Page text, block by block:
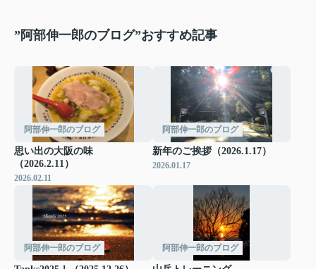
”阿部伸一郎のブログ”おすすめ記事
阿部伸一郎のブログ
思い出の大阪の味
（2026.2.11）
2026.02.11
阿部伸一郎のブログ
新年のご挨拶（2026.1.17）
2026.01.17
阿部伸一郎のブログ 阿部伸一郎のブログ